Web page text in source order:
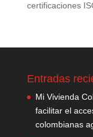
certificaciones
Entradas
Mi Vivienda
facilitar el
colombianas